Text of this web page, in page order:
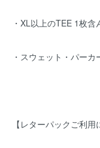
・XL以上のTEE 1枚含
・スウェット・パーカ
【レターパックご利用